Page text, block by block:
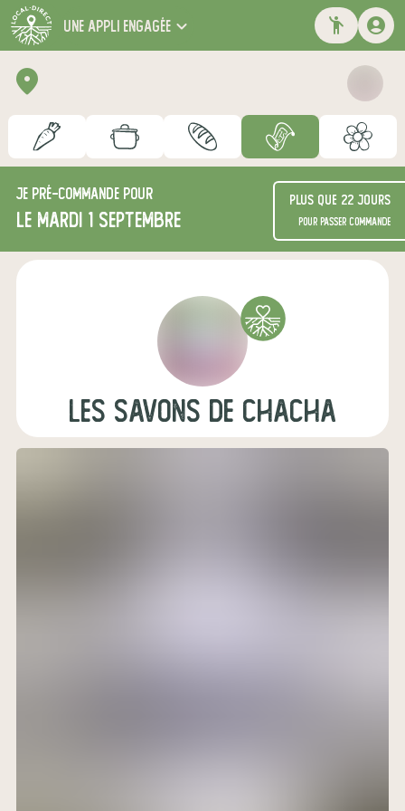
une appli engagée
Je pré-commande pour
le mardi 1 septembre
Plus que 22 jours
pour passer commande
les Savons de ChaCha